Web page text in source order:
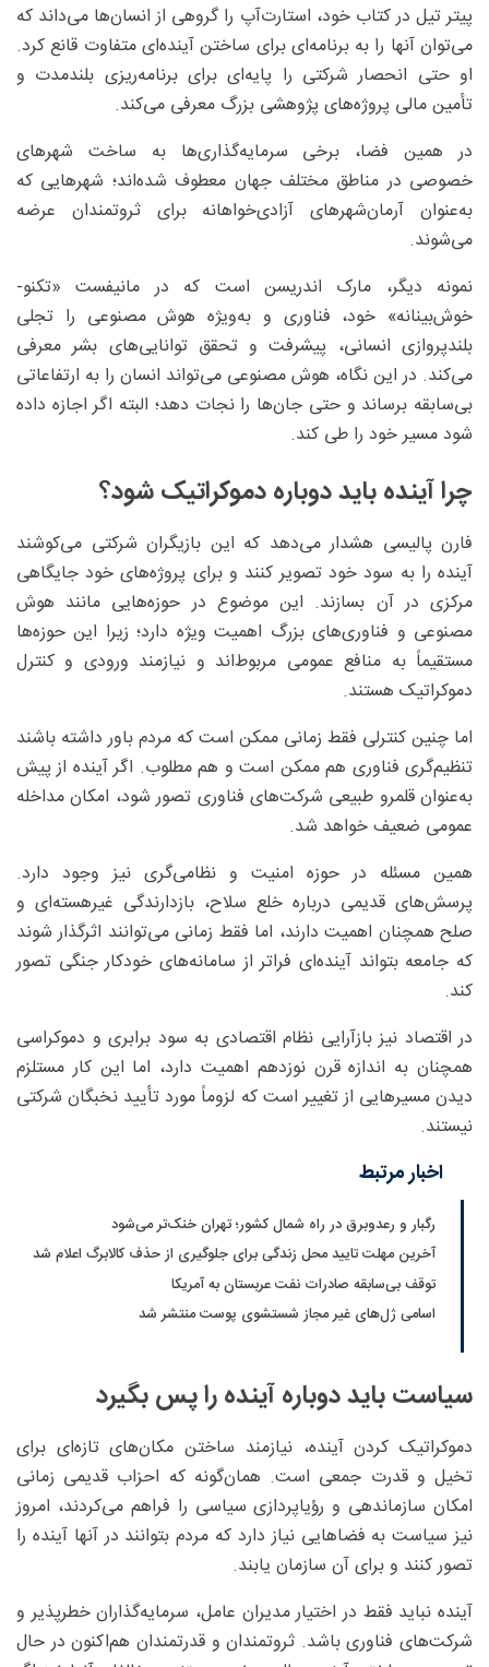
پیتر تیل در کتاب خود، استارت‌آپ را گروهی از انسان‌ها می‌داند که
می‌توان آنها را به برنامه‌ای برای ساختن آینده‌ای متفاوت قانع کرد.
او حتی انحصار شرکتی را پایه‌ای برای برنامه‌ریزی بلندمدت و
تأمین مالی پروژه‌های پژوهشی بزرگ معرفی می‌کند.
در همین فضا، برخی سرمایه‌گذاری‌ها به ساخت شهرهای
خصوصی در مناطق مختلف جهان معطوف شده‌اند؛ شهرهایی که
به‌عنوان آرمان‌شهرهای آزادی‌خواهانه برای ثروتمندان عرضه
می‌شوند.
نمونه دیگر، مارک اندریسن است که در مانیفست «تکنو-
خوش‌بینانه» خود، فناوری و به‌ویژه هوش مصنوعی را تجلی
بلندپروازی انسانی، پیشرفت و تحقق توانایی‌های بشر معرفی
می‌کند. در این نگاه، هوش مصنوعی می‌تواند انسان را به ارتفاعاتی
بی‌سابقه برساند و حتی جان‌ها را نجات دهد؛ البته اگر اجازه داده
شود مسیر خود را طی کند.
چرا آینده باید دوباره دموکراتیک شود؟
فارن پالیسی هشدار می‌دهد که این بازیگران شرکتی می‌کوشند
آینده را به سود خود تصویر کنند و برای پروژه‌های خود جایگاهی
مرکزی در آن بسازند. این موضوع در حوزه‌هایی مانند هوش
مصنوعی و فناوری‌های بزرگ اهمیت ویژه دارد؛ زیرا این حوزه‌ها
مستقیماً به منافع عمومی مربوط‌اند و نیازمند ورودی و کنترل
دموکراتیک هستند.
اما چنین کنترلی فقط زمانی ممکن است که مردم باور داشته باشند
تنظیم‌گری فناوری هم ممکن است و هم مطلوب. اگر آینده از پیش
به‌عنوان قلمرو طبیعی شرکت‌های فناوری تصور شود، امکان مداخله
عمومی ضعیف خواهد شد.
همین مسئله در حوزه امنیت و نظامی‌گری نیز وجود دارد.
پرسش‌های قدیمی درباره خلع سلاح، بازدارندگی غیرهسته‌ای و
صلح همچنان اهمیت دارند، اما فقط زمانی می‌توانند اثرگذار شوند
که جامعه بتواند آینده‌ای فراتر از سامانه‌های خودکار جنگی تصور
کند.
در اقتصاد نیز بازآرایی نظام اقتصادی به سود برابری و دموکراسی
همچنان به اندازه قرن نوزدهم اهمیت دارد، اما این کار مستلزم
دیدن مسیرهایی از تغییر است که لزوماً مورد تأیید نخبگان شرکتی
نیستند.
اخبار مرتبط
رگبار و رعدوبرق در راه شمال کشور؛ تهران خنک‌تر می‌شود
آخرین مهلت تایید محل زندگی برای جلوگیری از حذف کالابرگ اعلام شد
توقف بی‌سابقه صادرات نفت عربستان به آمریکا
اسامی ژل‌های غیر مجاز شستشوی پوست منتشر شد
سیاست باید دوباره آینده را پس بگیرد
دموکراتیک کردن آینده، نیازمند ساختن مکان‌های تازه‌ای برای
تخیل و قدرت جمعی است. همان‌گونه که احزاب قدیمی زمانی
امکان سازماندهی و رؤیاپردازی سیاسی را فراهم می‌کردند، امروز
نیز سیاست به فضاهایی نیاز دارد که مردم بتوانند در آنها آینده را
تصور کنند و برای آن سازمان یابند.
آینده نباید فقط در اختیار مدیران عامل، سرمایه‌گذاران خطرپذیر و
شرکت‌های فناوری باشد. ثروتمندان و قدرتمندان هم‌اکنون در حال